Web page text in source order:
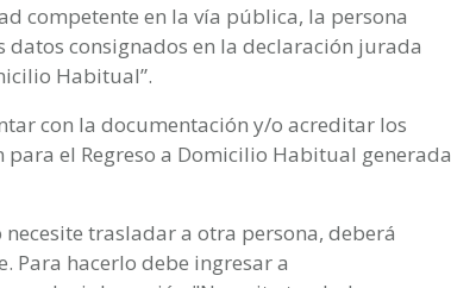
competente en la vía pública, la persona
consignados en la declaración jurada
Habitual”.
con la documentación y/o acreditar los
el Regreso a Domicilio Habitual generada
trasladar a otra persona, deberá
Para hacerlo debe ingresar a